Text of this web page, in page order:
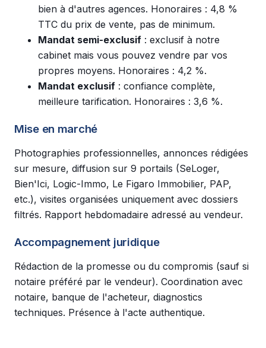
bien à d'autres agences. Honoraires : 4,8 %
TTC du prix de vente, pas de minimum.
Mandat semi-exclusif : exclusif à notre
cabinet mais vous pouvez vendre par vos
propres moyens. Honoraires : 4,2 %.
Mandat exclusif : confiance complète,
meilleure tarification. Honoraires : 3,6 %.
Mise en marché
Photographies professionnelles, annonces rédigées
sur mesure, diffusion sur 9 portails (SeLoger,
Bien'Ici, Logic-Immo, Le Figaro Immobilier, PAP,
etc.), visites organisées uniquement avec dossiers
filtrés. Rapport hebdomadaire adressé au vendeur.
Accompagnement juridique
Rédaction de la promesse ou du compromis (sauf si
notaire préféré par le vendeur). Coordination avec
notaire, banque de l'acheteur, diagnostics
techniques. Présence à l'acte authentique.